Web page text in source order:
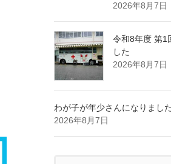
2026年8月7日
令和8年度 第1
した
2026年8月7日
わが子が年少さんになりました
2026年8月7日